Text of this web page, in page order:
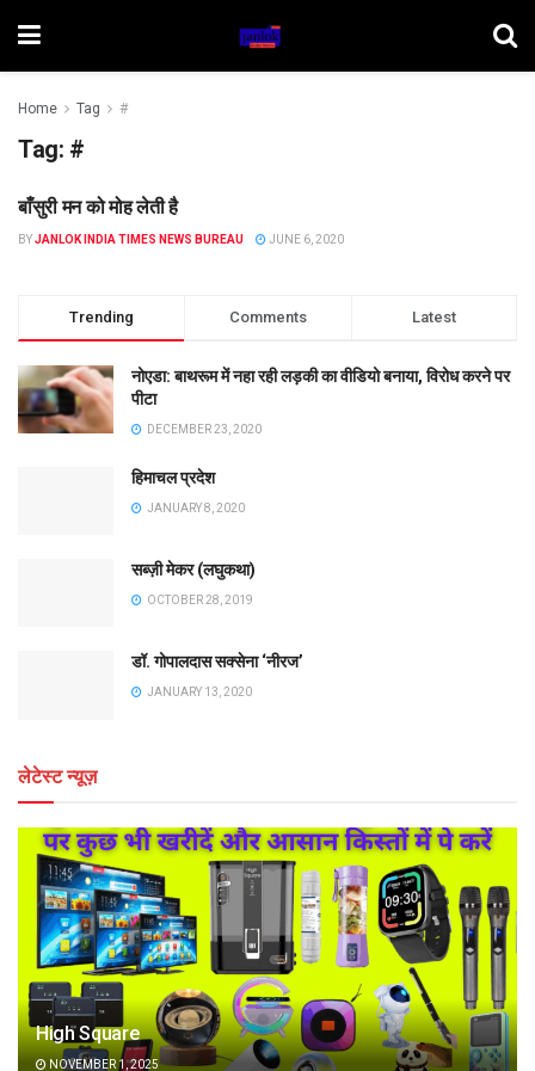
Home Tag #
Tag: #
UNCATEGORIZED
बाँसुरी मन को मोह लेती है
BYJANLOK INDIA TIMES NEWS BUREAU JUNE 6, 2020
Trending Comments Latest
नोएडा: बाथरूम में नहा रही लड़की का वीडियो बनाया, विरोध करने पर
पीटा
DECEMBER 23, 2020
हिमाचल प्रदेश
JANUARY 8, 2020
सब्ज़ी मेकर (लघुकथा)
OCTOBER 28, 2019
डॉ. गोपालदास सक्सेना ‘नीरज’
JANUARY 13, 2020
लेटेस्ट न्यूज़
High Square
NOVEMBER 1, 2025